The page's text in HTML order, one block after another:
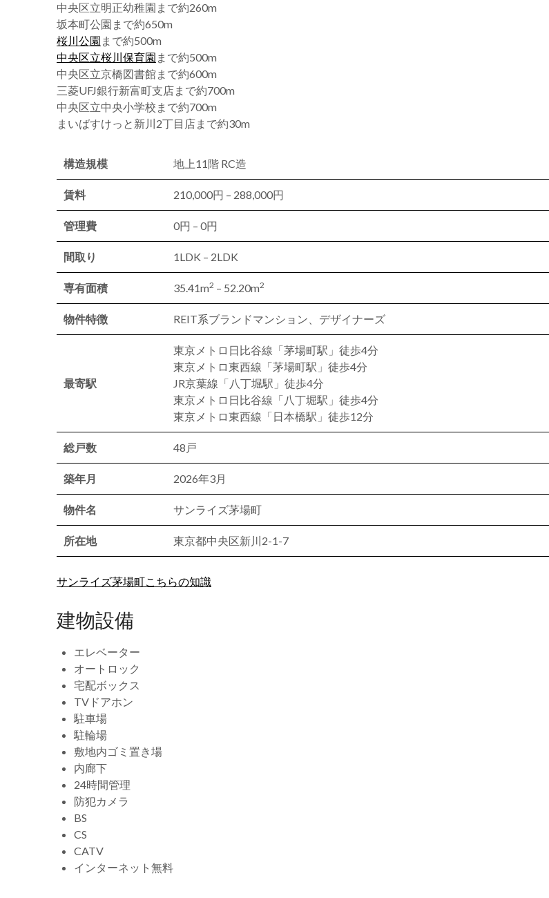
中央区立明正幼稚園まで約260m
坂本町公園まで約650m
桜川公園 まで約500m
中央区立桜川保育園 まで約500m
中央区立京橋図書館まで約600m
三菱UFJ銀行新富町支店まで約700m
中央区立中央小学校まで約700m
まいばすけっと新川2丁目店まで約30m
構造規模 地上11階 RC造
賃料 210,000円 – 288,000円
管理費 0円 – 0円
間取り 1LDK – 2LDK
専有面積 35.41m2 – 52.20m2
物件特徴 REIT系ブランドマンション、デザイナーズ
最寄駅
東京メトロ日比谷線「茅場町駅」徒歩4分
東京メトロ東西線「茅場町駅」徒歩4分
JR京葉線「八丁堀駅」徒歩4分
東京メトロ日比谷線「八丁堀駅」徒歩4分
東京メトロ東西線「日本橋駅」徒歩12分
総戸数 48戸
築年月 2026年3月
物件名 サンライズ茅場町
所在地 東京都中央区新川2-1-7
サンライズ茅場町こちらの知識
建物設備
エレベーター
オートロック
宅配ボックス
TVドアホン
駐車場
駐輪場
敷地内ゴミ置き場
内廊下
24時間管理
防犯カメラ
BS
CS
CATV
インターネット無料